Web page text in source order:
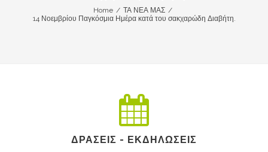
Home / ΤΑ ΝΕΑ ΜΑΣ /
14 Νοεμβρίου Παγκόσμια Ημέρα κατά του σακχαρώδη Διαβήτη.
ΔΡΆΣΕΙΣ - ΕΚΔΗΛΏΣΕΙΣ